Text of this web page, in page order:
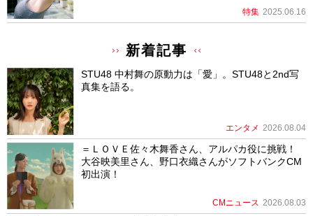
特集 2025.06.16
新着記事
STU48 中村舞の原動力は「愛」。STU48と2nd写
真集を語る。
エンタメ 2026.08.04
＝ＬＯＶＥ佐々木舞香さん、アルパカ役に挑戦！
大谷映美里さん、野口衣織さんがソフトバンクCM
初出演！
CMニュース 2026.08.03